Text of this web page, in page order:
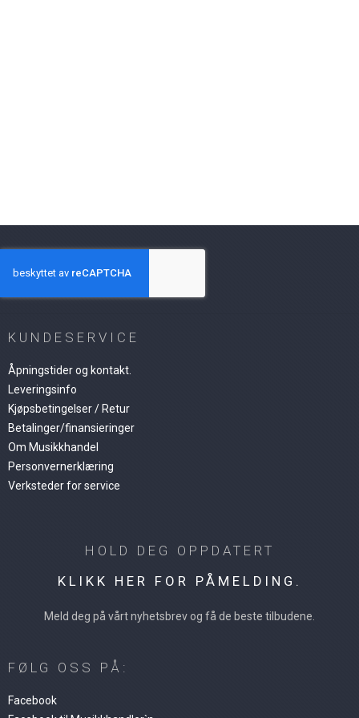
KUNDESERVICE
Åpningstider og kontakt.
Leveringsinfo
Kjøpsbetingelser / Retur
Betalinger/finansieringer
Om Musikkhandel
Personvernerklæring
Verksteder for service
HOLD DEG OPPDATERT
KLIKK HER FOR PÅMELDING.
Meld deg på vårt nyhetsbrev og få de beste tilbudene.
FØLG OSS PÅ:
Facebook